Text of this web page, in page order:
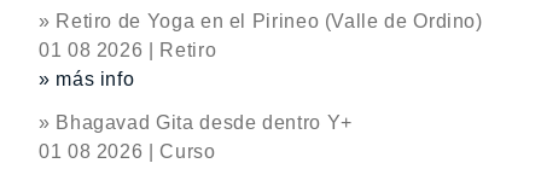
» Retiro de Yoga en el Pirineo (Valle de Ordino)
01 08 2026 | Retiro
» más info
» Bhagavad Gita desde dentro Y+
01 08 2026 | Curso